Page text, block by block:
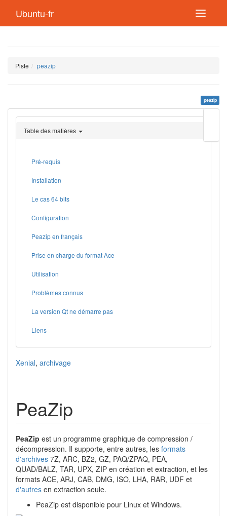
Ubuntu-fr
Piste peazip
peazip
page
Table des matières
Pré-requis
Installation
Le cas 64 bits
Configuration
Peazip en français
Prise en charge du format Ace
Utilisation
Problèmes connus
La version Qt ne démarre pas
Liens
Xenial, archivage
PeaZip
PeaZip est un programme graphique de compression /
décompression. Il supporte, entre autres, les formats
d'archives 7Z, ARC, BZ2, GZ, PAQ/ZPAQ, PEA,
QUAD/BALZ, TAR, UPX, ZIP en création et extraction, et les
formats ACE, ARJ, CAB, DMG, ISO, LHA, RAR, UDF et
d'autres en extraction seule.
PeaZip est disponible pour Linux et Windows.